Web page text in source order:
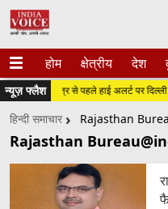
होम क्षेत्रीय देश
न्यूज़ फ्लैशसत्र से पहले हाई अलर्ट पर दिल्ली
हिन्दी समाचार Rajasthan
Rajasthan